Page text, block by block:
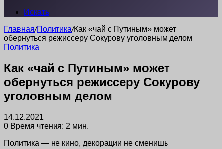
Искать
Главная/Политика/Как «чай с Путиным» может
обернуться режиссеру Сокурову уголовным делом
Политика
Как «чай с Путиным» может
обернуться режиссеру Сокурову
уголовным делом
14.12.2021
0 Время чтения: 2 мин.
Политика — не кино, декорации не сменишь